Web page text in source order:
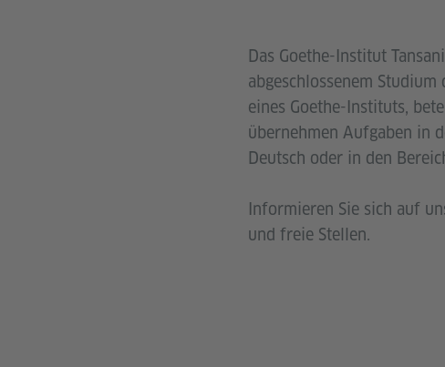
Das Goethe-Institut
abgeschlossenem
eines Goethe-Instituts,
übernehmen Aufgaben in
Deutsch oder in den
Informieren Sie sich auf
und freie Stellen.